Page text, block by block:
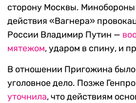
сторону Москвы. Минобороны
действия «Вагнера»
России Владимир Путин —
мятежом, ударом в спину, и
В отношении Пригожина было
уголовное дело. Позже
уточнила, что действиям